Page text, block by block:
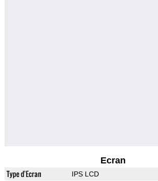
Ecran
Type d'Ecran IPS LCD